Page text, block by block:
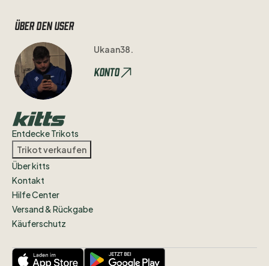
Über den user
Ukaan38.
Konto
Entdecke Trikots
Trikot verkaufen
Über kitts
Kontakt
Hilfe Center
Versand & Rückgabe
Käuferschutz